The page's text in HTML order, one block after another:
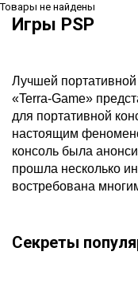
Товары не найдены
Игры PSP
Лучшей
«Terra-Game»
для портативной
настоящим
консоль была
прошла несколько
востребована
Секреты